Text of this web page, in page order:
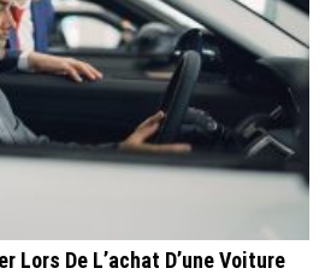
Lors De L’achat D’une Voiture